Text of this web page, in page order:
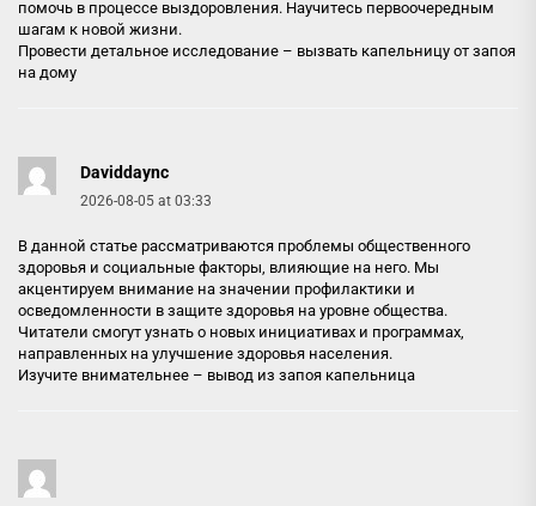
помочь в процессе выздоровления. Научитесь первоочередным
шагам к новой жизни.
Провести детальное исследование – вызвать капельницу от запоя
на дому
Daviddaync
2026-08-05 at 03:33
В данной статье рассматриваются проблемы общественного
здоровья и социальные факторы, влияющие на него. Мы
акцентируем внимание на значении профилактики и
осведомленности в защите здоровья на уровне общества.
Читатели смогут узнать о новых инициативах и программах,
направленных на улучшение здоровья населения.
Изучите внимательнее – вывод из запоя капельница